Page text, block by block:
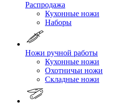
Распродажа
Кухонные ножи
Наборы
Ножи ручной работы
Кухонные ножи
Охотничьи ножи
Складные ножи